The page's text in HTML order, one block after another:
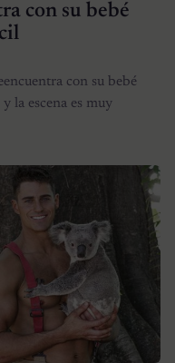
con su bebé
con su bebé
la escena es muy